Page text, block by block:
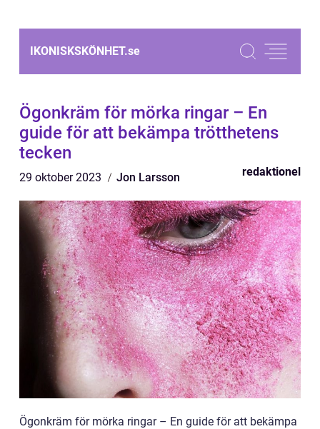
IKONISKSKÖNHET.se
Ögonkräm för mörka ringar – En
guide för att bekämpa trötthetens
tecken
29 oktober 2023 Jon Larsson redaktionel
Ögonkräm för mörka ringar – En guide för att bekämpa